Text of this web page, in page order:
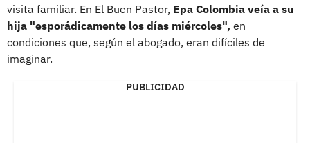
visita familiar. En El Buen Pastor, Epa Colombia veía a su
hija "esporádicamente los días miércoles", en
condiciones que, según el abogado, eran difíciles de
imaginar.
PUBLICIDAD